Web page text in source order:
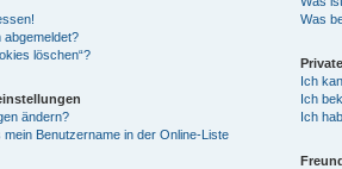
abgemeldet?
löschen“?
ändern?
Benutzername in der Online-Liste
Was
Ich
Ich
Ich